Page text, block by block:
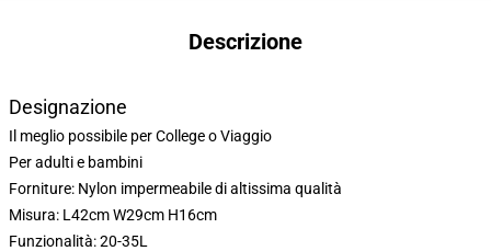
Descrizione
Designazione
Il meglio possibile per College o Viaggio
Per adulti e bambini
Forniture: Nylon impermeabile di altissima qualità
Misura: L42cm W29cm H16cm
Funzionalità: 20-35L